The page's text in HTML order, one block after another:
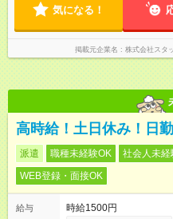
気になる！
掲載元企業名 株式会社スタ
高時給！土日休み！日
派遣 職種未経験OK 社会人未経
WEB登録・面接OK
給与
時給1500円